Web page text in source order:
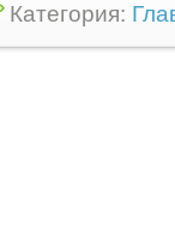
Категория: